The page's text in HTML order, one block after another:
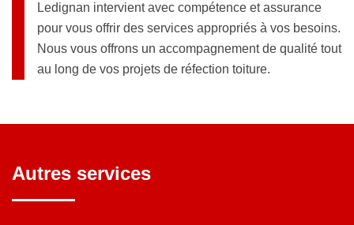
Ledignan intervient avec compétence et assurance
pour vous offrir des services appropriés à vos besoins.
Nous vous offrons un accompagnement de qualité tout
au long de vos projets de réfection toiture.
Autres services